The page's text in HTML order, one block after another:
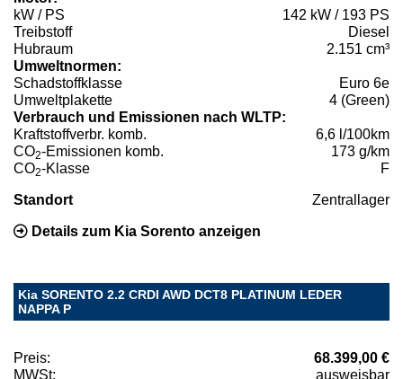
kW / PS
142 kW / 193 PS
Treibstoff
Diesel
Hubraum
2.151 cm³
Umweltnormen:
Schadstoffklasse
Euro 6e
Umweltplakette
4 (Green)
Verbrauch und Emissionen nach WLTP:
Kraftstoffverbr. komb.
6,6 l/100km
CO2-Emissionen komb.
173 g/km
CO2-Klasse F
Standort Zentrallager
Details zum Kia Sorento anzeigen
Kia SORENTO 2.2 CRDI AWD DCT8 PLATINUM LEDER
NAPPA P
Preis:
68.399,00 €
MWSt:
ausweisbar